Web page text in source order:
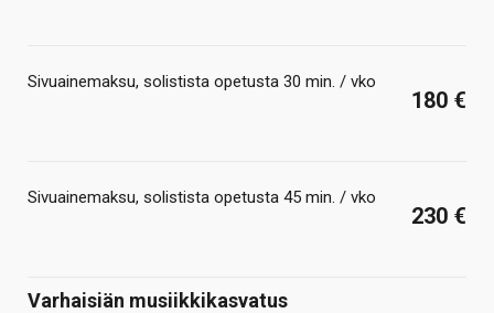
Sivuainemaksu, solistista opetusta 30 min. / vko
180 €
Sivuainemaksu, solistista opetusta 45 min. / vko
230 €
Varhaisiän musiikkikasvatus